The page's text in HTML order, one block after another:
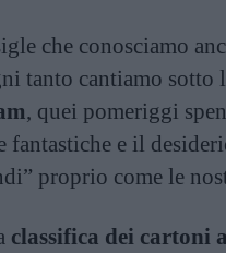
che conosciamo
tanto cantiamo sotto
, quei pomeriggi
fantastiche e il
proprio come le
classifica dei cartoni